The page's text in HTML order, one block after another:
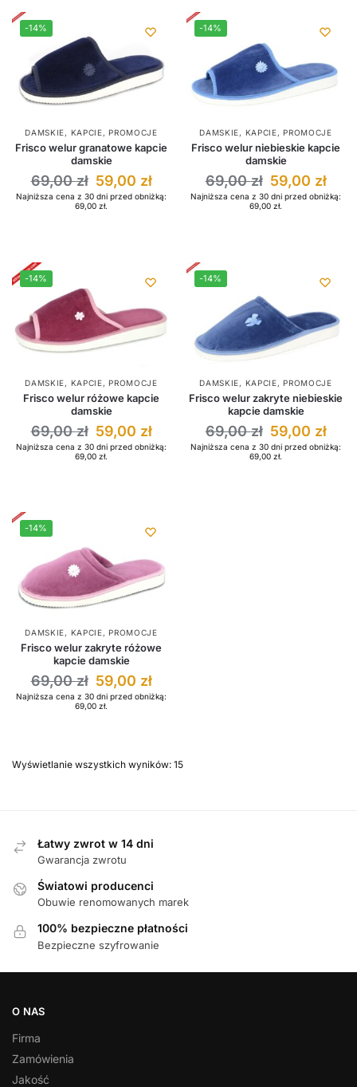
-14%
DAMSKIE, KAPCIE,PROMOCJE
Frisco welur granatowe kapcie
damskie
69,00zł 59,00 zł
Najniższa cena z 30 dni przed obniżką:
69,00 zł.
-14%
DAMSKIE, KAPCIE,PROMOCJE
Frisco welur niebieskie kapcie
damskie
69,00zł 59,00 zł
Najniższa cena z 30 dni przed obniżką:
69,00 zł.
-14%
DAMSKIE, KAPCIE,PROMOCJE
Frisco welur różowe kapcie
damskie
69,00zł 59,00 zł
Najniższa cena z 30 dni przed obniżką:
69,00 zł.
-14%
DAMSKIE, KAPCIE,PROMOCJE
Frisco welur zakryte niebieskie
kapcie damskie
69,00zł 59,00 zł
Najniższa cena z 30 dni przed obniżką:
69,00 zł.
-14%
DAMSKIE, KAPCIE,PROMOCJE
Frisco welur zakryte różowe
kapcie damskie
69,00zł 59,00 zł
Najniższa cena z 30 dni przed obniżką:
69,00 zł.
Wyświetlanie wszystkich wyników: 15
Łatwy zwrot w 14 dni
Gwarancja zwrotu
Światowi producenci
Obuwie renomowanych marek
100% bezpieczne płatności
Bezpieczne szyfrowanie
O NAS
Firma
Zamówienia
Jakość